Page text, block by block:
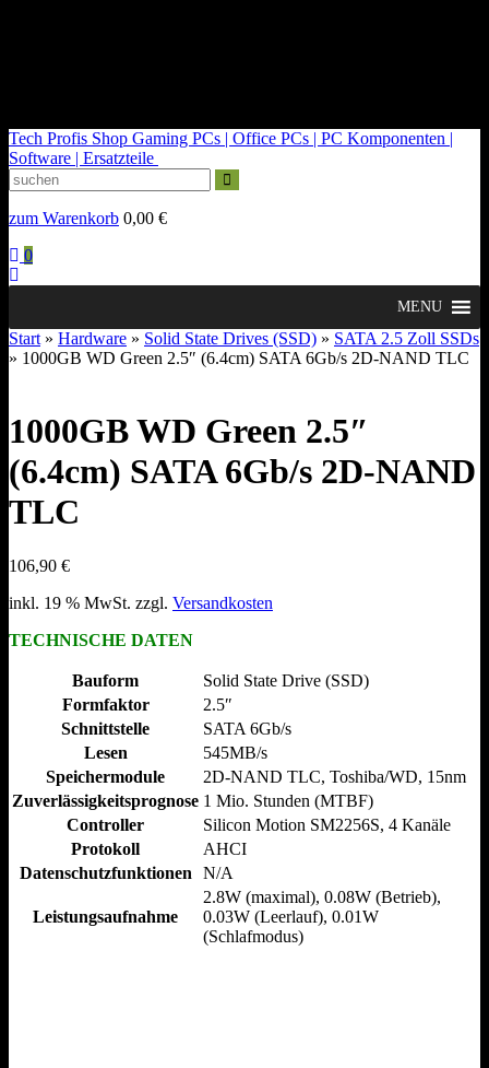
Tech Profis Shop Gaming PCs | Office PCs | PC Komponenten |
Software | Ersatzteile
zum Warenkorb 0,00 €
0
MENU
Start » Hardware » Solid State Drives (SSD) » SATA 2.5 Zoll SSDs
» 1000GB WD Green 2.5″ (6.4cm) SATA 6Gb/s 2D-NAND TLC
1000GB WD Green 2.5″
(6.4cm) SATA 6Gb/s 2D-NAND
TLC
106,90 €
inkl. 19 % MwSt. zzgl. Versandkosten
TECHNISCHE DATEN
Bauform
Solid State Drive (SSD)
Formfaktor
2.5″
Schnittstelle
SATA 6Gb/​s
Lesen
545MB/​s
Speichermodule
2D-NAND TLC, Toshiba/​WD, 15nm
Zuverlässigkeitsprognose 1 Mio. Stunden (MTBF)
Controller
Silicon Motion SM2256S, 4 Kanäle
Protokoll
AHCI
Datenschutzfunktionen
N/​A
Leistungsaufnahme
2.8W (maximal), 0.08W (Betrieb),
0.03W (Leerlauf), 0.01W
(Schlafmodus)